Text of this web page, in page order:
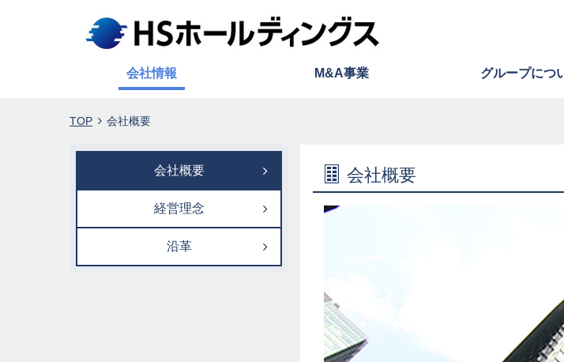
会社概要
会社情報 M&A事業 グループにつ
TOP 会社概要
会社概要
経営理念
沿革
会社概要